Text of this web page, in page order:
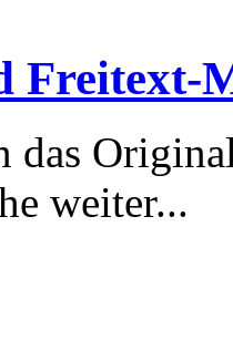
Freitext-
das
weiter...